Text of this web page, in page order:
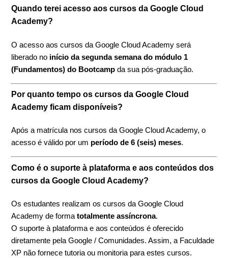
Quando terei acesso aos cursos da Google Cloud
Academy?
O acesso aos cursos da Google Cloud Academy será
liberado no início da segunda semana do módulo 1
(Fundamentos) do Bootcamp da sua pós-graduação.
Por quanto tempo os cursos da Google Cloud
Academy ficam disponíveis?
Após a matrícula nos cursos da Google Cloud Academy, o
acesso é válido por um período de 6 (seis) meses.
Como é o suporte à plataforma e aos conteúdos dos
cursos da Google Cloud Academy?
Os estudantes realizam os cursos da Google Cloud
Academy de formatotalmente assíncrona.
O suporte à plataforma e aos conteúdos é oferecido
diretamente pela Google / Comunidades. Assim, a Faculdade
XP não fornece tutoria ou monitoria para estes cursos.